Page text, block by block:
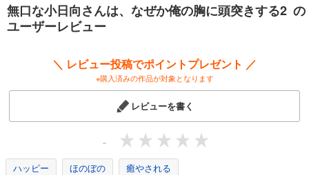
無口な小日向さんは、なぜか俺の胸に頭突きする2 の
ユーザーレビュー
＼ レビュー投稿でポイントプレゼント ／
※購入済みの作品が対象となります
レビューを書く
-
ハッピー ほのぼの 癒やされる